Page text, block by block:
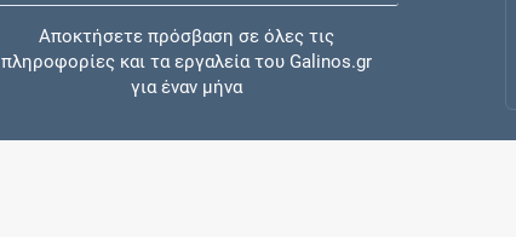
Αποκτήσετε πρόσβαση σε όλες τις
πληροφορίες και τα εργαλεία του Galinos.gr
για έναν μήνα